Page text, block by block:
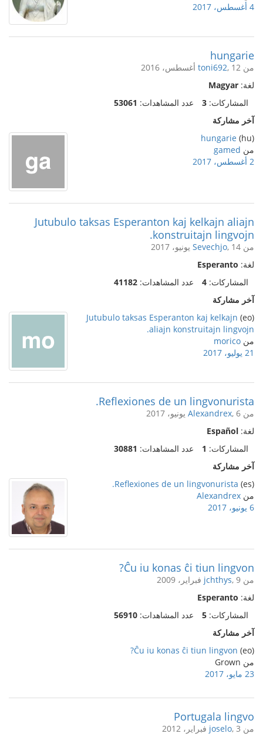
4 أغسطس، 2017
hungarie
من toni692, 12 أغسطس، 2016
لغة: Magyar
المشاركات: 3 عدد المشاهدات: 53061
آخر مشاركة
(hu)
hungarie
من gamed
2 أغسطس، 2017
Jutubulo taksas Esperanton kaj kelkajn aliajn
konstruitajn lingvojn.
من Sevechjo, 14 يونيو، 2017
لغة: Esperanto
المشاركات: 4 عدد المشاهدات: 41182
آخر مشاركة
(eo)
Jutubulo taksas Esperanton kaj kelkajn
aliajn konstruitajn lingvojn.
من morico
21 يوليو، 2017
Reflexiones de un lingvonurista.
من Alexandrex, 6 يونيو، 2017
لغة: Español
المشاركات: 1 عدد المشاهدات: 30881
آخر مشاركة
(es)
Reflexiones de un lingvonurista.
من Alexandrex
6 يونيو، 2017
Ĉu iu konas ĉi tiun lingvon?
من jchthys, 9 فبراير، 2009
لغة: Esperanto
المشاركات: 5 عدد المشاهدات: 56910
آخر مشاركة
(eo)
Ĉu iu konas ĉi tiun lingvon?
من Grown
23 مايو، 2017
Portugala lingvo
من joselo, 3 فبراير، 2012